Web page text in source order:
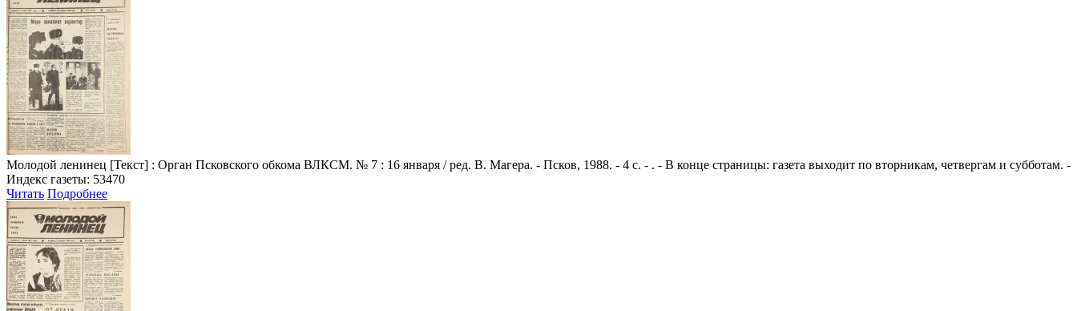
Молодой ленинец [Текст] : Орган Псковского обкома ВЛКСМ. № 7 : 16 января / ред. В. Магера. - Псков, 1988. - 4 с. - . - В конце страницы: газета выходит по вторникам, четвергам и субботам. -
Индекс газеты: 53470
Читать Подробнее